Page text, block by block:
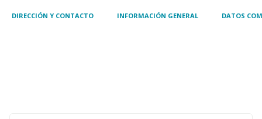
DIRECCIÓN Y CONTACTO INFORMACIÓN GENERAL DATOS